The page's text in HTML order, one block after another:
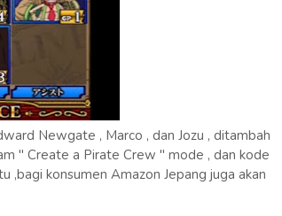
Newgate , Marco , dan Jozu , ditambah
" Create a Pirate Crew " mode , dan kode
,bagi konsumen Amazon Jepang juga akan